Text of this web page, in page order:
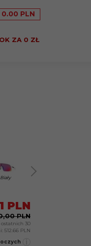
0.00 PLN
ZA 0 ZŁ
Biały
PLN
PLN
30
512.66 PLN